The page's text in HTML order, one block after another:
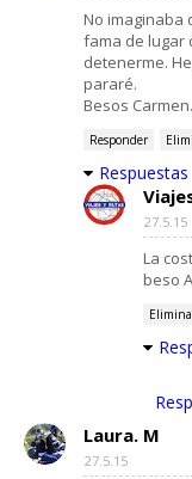
No imaginaba
fama de lugar
detenerme.
pararé.
Besos Carmen.
Responder
Respuestas
27.5.15
La
beso
Laura. M
27.5.15